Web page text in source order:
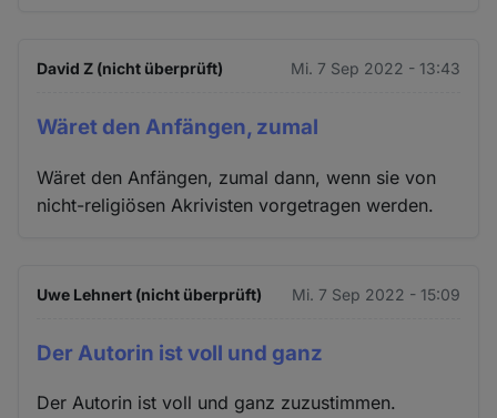
David Z (nicht überprüft) Mi. 7 Sep 2022 - 13:43
Wäret den Anfängen, zumal
Wäret den Anfängen, zumal dann, wenn sie von
nicht-religiösen Akrivisten vorgetragen werden.
Uwe Lehnert (nicht überprüft) Mi. 7 Sep 2022 - 15:09
Der Autorin ist voll und ganz
Der Autorin ist voll und ganz zuzustimmen.